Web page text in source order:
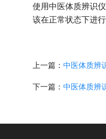
使用中医体质辨识
该在正常状态下进
上一篇： 中医体质辨
下一篇： 中医体质辨